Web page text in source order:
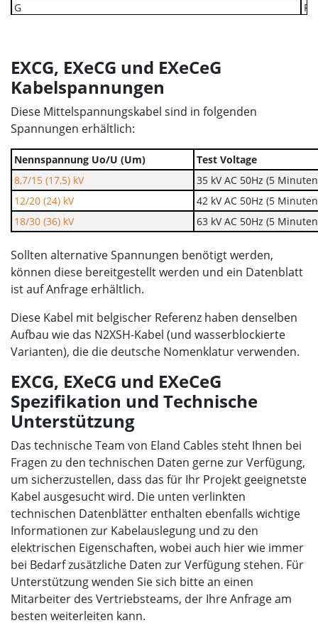
G
EXCG, EXeCG und EXeCeG
Kabelspannungen
Diese Mittelspannungskabel sind in folgenden
Spannungen erhältlich:
Nennspannung Uo/U (Um)
Test Voltage
8,7/15 (17,5) kV
35 kV AC 50Hz (5
12/20 (24) kV
42 kV AC 50Hz (5
18/30 (36) kV
63 kV AC 50Hz (5
Sollten alternative Spannungen benötigt werden,
können diese bereitgestellt werden und ein Datenblatt
ist auf Anfrage erhältlich.
Diese Kabel mit belgischer Referenz haben denselben
Aufbau wie das N2XSH-Kabel (und wasserblockierte
Varianten), die die deutsche Nomenklatur verwenden.
EXCG, EXeCG und EXeCeG
Spezifikation und Technische
Unterstützung
Das technische Team von Eland Cables steht Ihnen bei
Fragen zu den technischen Daten gerne zur Verfügung,
um sicherzustellen, dass das für Ihr Projekt geeignetste
Kabel ausgesucht wird. Die unten verlinkten
technischen Datenblätter enthalten ebenfalls wichtige
Informationen zur Kabelauslegung und zu den
elektrischen Eigenschaften, wobei auch hier wie immer
bei Bedarf zusätzliche Daten zur Verfügung stehen. Für
Unterstützung wenden Sie sich bitte an einen
Mitarbeiter des Vertriebsteams, der Ihre Anfrage am
besten weiterleiten kann.